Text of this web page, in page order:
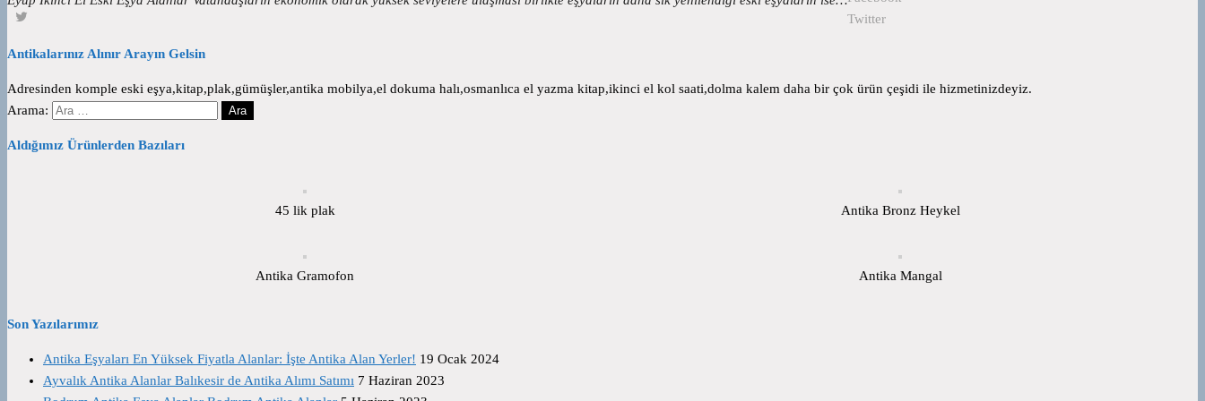
Twitter
Antikalarınız Alınır Arayın Gelsin
Adresinden komple eski eşya,kitap,plak,gümüşler,antika mobilya,el dokuma halı,osmanlıca el yazma kitap,ikinci el kol saati,dolma kalem daha bir çok ürün çeşidi ile hizmetinizdeyiz.
Arama:
Aldığımız Ürünlerden Bazıları
45 lik plak Antika Bronz Heykel
Antika Gramofon Antika Mangal
Son Yazılarımız
Antika Eşyaları En Yüksek Fiyatla Alanlar: İşte Antika Alan Yerler! 19 Ocak 2024
Ayvalık Antika Alanlar Balıkesir de Antika Alımı Satımı 7 Haziran 2023